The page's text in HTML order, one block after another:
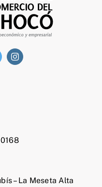
– La Meseta Alta